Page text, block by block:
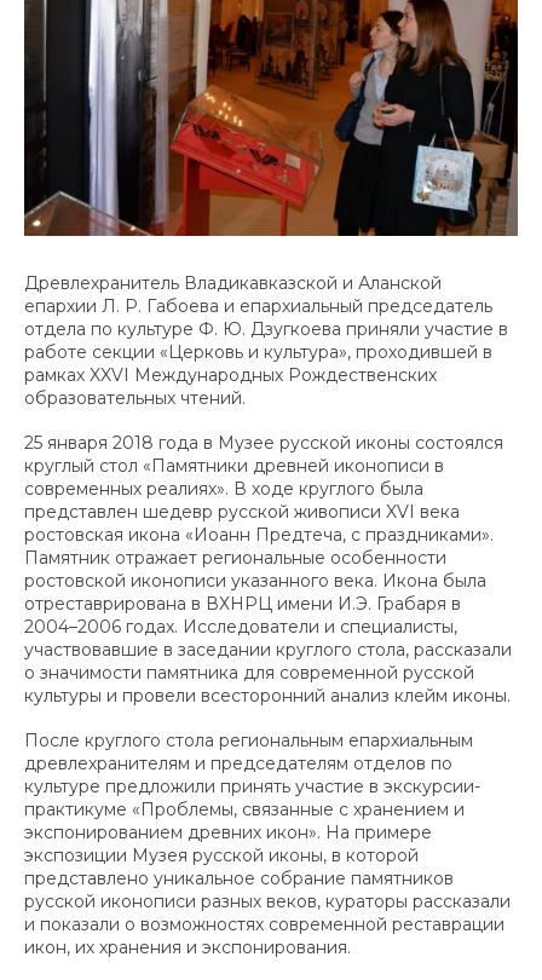
Древлехранитель Владикавказской и Аланской
епархии Л. Р. Габоева и епархиальный председатель
отдела по культуре Ф. Ю. Дзугкоева приняли участие в
работе секции «Церковь и культура», проходившей в
рамках XXVI Международных Рождественских
образовательных чтений.
25 января 2018 года в Музее русской иконы состоялся
круглый стол «Памятники древней иконописи в
современных реалиях». В ходе круглого была
представлен шедевр русской живописи XVI века
ростовская икона «Иоанн Предтеча, с праздниками».
Памятник отражает региональные особенности
ростовской иконописи указанного века. Икона была
отреставрирована в ВХНРЦ имени И.Э. Грабаря в
2004–2006 годах. Исследователи и специалисты,
участвовавшие в заседании круглого стола, рассказали
о значимости памятника для современной русской
культуры и провели всесторонний анализ клейм иконы.
После круглого стола региональным епархиальным
древлехранителям и председателям отделов по
культуре предложили принять участие в экскурсии-
практикуме «Проблемы, связанные с хранением и
экспонированием древних икон». На примере
экспозиции Музея русской иконы, в которой
представлено уникальное собрание памятников
русской иконописи разных веков, кураторы рассказали
и показали о возможностях современной реставрации
икон, их хранения и экспонирования.